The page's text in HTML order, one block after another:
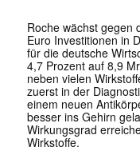
Roche wächst gegen
Euro Investitionen in
für die deutsche
4,7 Prozent auf 8,9
neben vielen
zuerst in der
einem neuen
besser ins Gehirn
Wirkungsgrad
Wirkstoffe.